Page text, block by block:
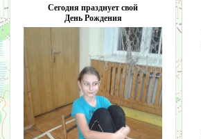
Сегодня празднует свой
День Рождения